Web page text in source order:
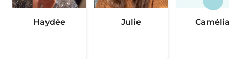
Haydée Julie